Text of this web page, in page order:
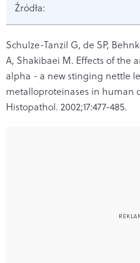
Źródła:
Schulze-Tanzil G, de SP,
A, Shakibaei M. Effects of the
alpha - a new stinging nettle
metalloproteinases in human
Histopathol. 2002;17:477-485.